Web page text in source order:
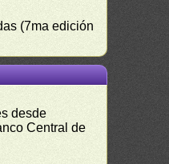
(7ma edición
desde
Central de